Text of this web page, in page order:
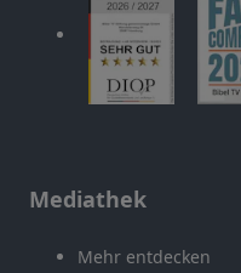
Mediathek
Mehr entdecken